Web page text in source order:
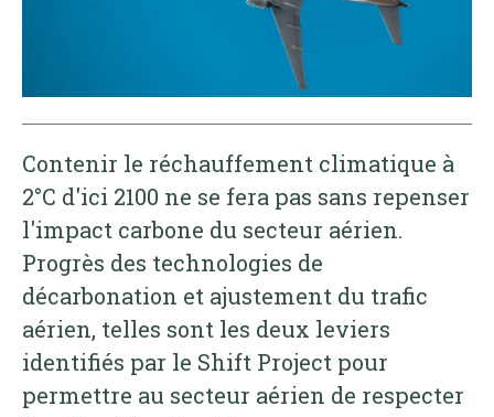
Contenir le réchauffement climatique à
2°C d'ici 2100 ne se fera pas sans repenser
l'impact carbone du secteur aérien.
Progrès des technologies de
décarbonation et ajustement du trafic
aérien, telles sont les deux leviers
identifiés par le Shift Project pour
permettre au secteur aérien de respecter